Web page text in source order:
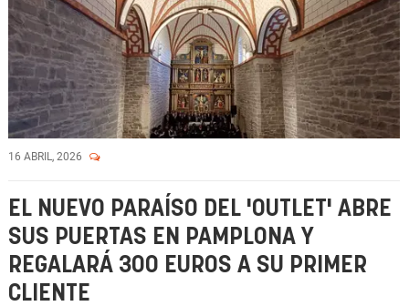
16 ABRIL, 2026
EL NUEVO PARAÍSO DEL 'OUTLET' ABRE
SUS PUERTAS EN PAMPLONA Y
REGALARÁ 300 EUROS A SU PRIMER
CLIENTE